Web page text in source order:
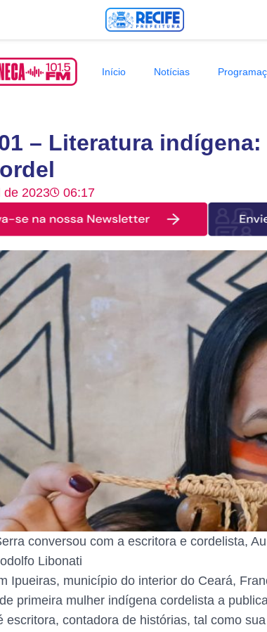
Início Notícias
– Literatura
de 2023 06:17
conversou com a escritora e cordelista,
Libonati
Ipueiras, município do interior do Ceará,
primeira mulher indígena cordelista a
escritora, contadora de histórias, tal como